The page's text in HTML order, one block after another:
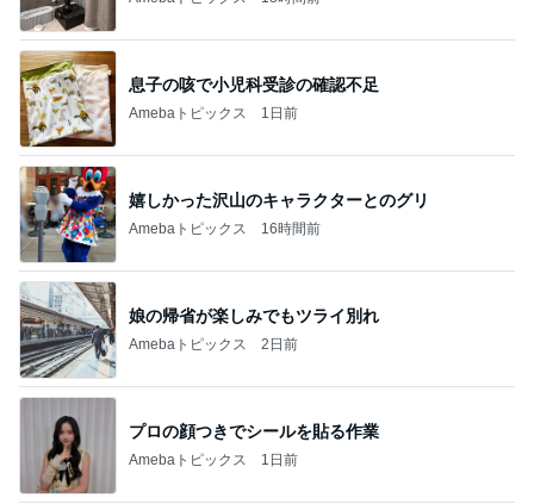
息子の咳で小児科受診の確認不足
Amebaトピックス 1日前
嬉しかった沢山のキャラクターとのグリ
Amebaトピックス 16時間前
娘の帰省が楽しみでもツライ別れ
Amebaトピックス 2日前
プロの顔つきでシールを貼る作業
Amebaトピックス 1日前